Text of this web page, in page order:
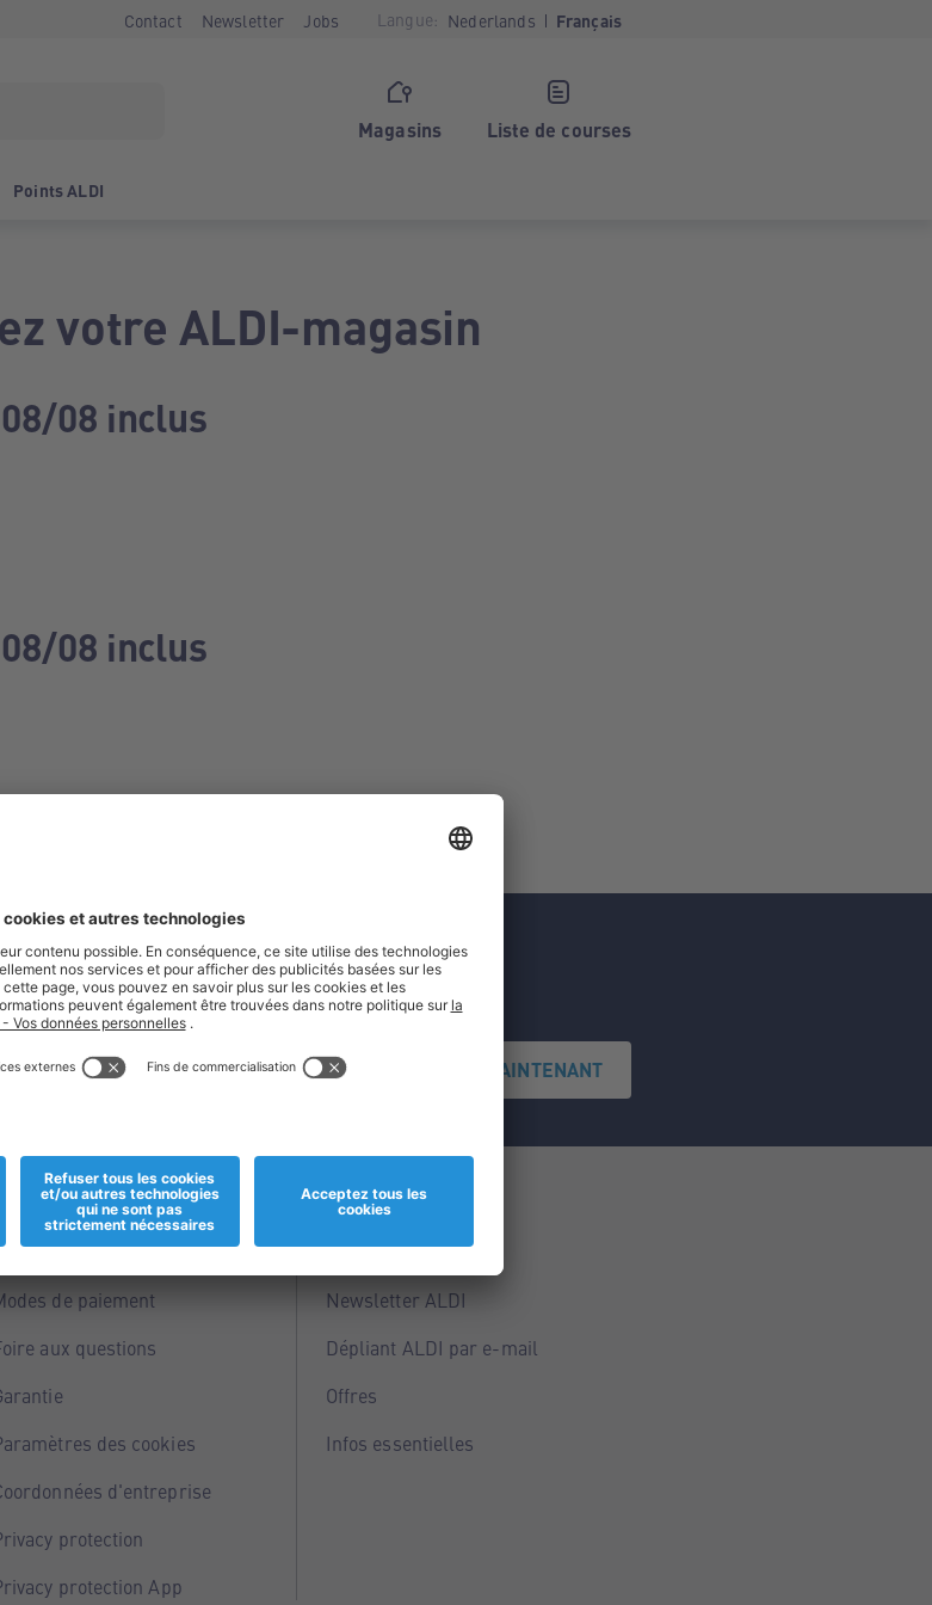
Contact Newsletter Jobs Langue: Nederlands Français
Magasins Liste de courses
Points ALDI
votre ALDI-magasin
08 inclus
08 inclus
de nos offres.
S'INSCRIRE MAINTENANT
Informations
de paiement
aux questions
des cookies
d'entreprise
protection
protection App
Service
Points ALDI
Newsletter ALDI
Dépliant ALDI par e-mail
Offres
Infos essentielles